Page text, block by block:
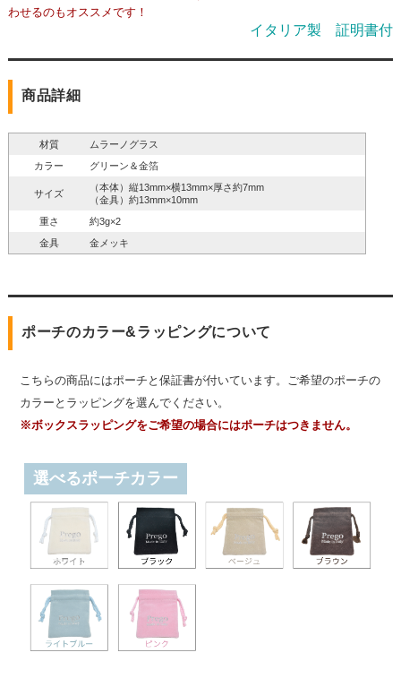
わせるのもオススメです！
イタリア製 証明書付
商品詳細
材質
ムラーノグラス
カラー
グリーン＆金箔
サイズ
（本体）縦13mm×横13mm×厚さ約7mm
（金具）約13mm×10mm
重さ
約3g×2
金具
金メッキ
ポーチのカラー&ラッピングについて
こちらの商品にはポーチと保証書が付いています。ご希望のポーチの
カラーとラッピングを選んでください。
※ボックスラッピングをご希望の場合にはポーチはつきません。
選べるポーチカラー